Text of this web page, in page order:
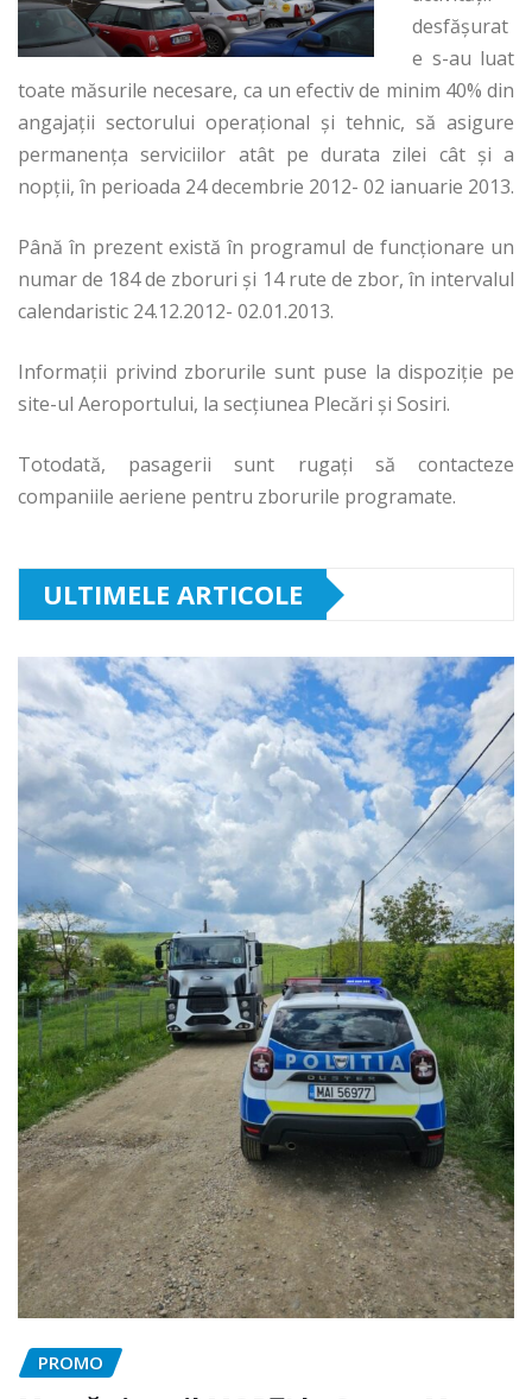
desfășurat
e s-au luat
toate măsurile necesare, ca un efectiv de minim 40% din
angajații sectorului operațional și tehnic, să asigure
permanența serviciilor atât pe durata zilei cât și a
nopții, în perioada 24 decembrie 2012- 02 ianuarie 2013.
Până în prezent există în programul de funcționare un
numar de 184 de zboruri și 14 rute de zbor, în intervalul
calendaristic 24.12.2012- 02.01.2013.
Informații privind zborurile sunt puse la dispoziție pe
site-ul Aeroportului, la secțiunea Plecări și Sosiri.
Totodată, pasagerii sunt rugați să contacteze
companiile aeriene pentru zborurile programate.
ULTIMELE ARTICOLE
PROMO